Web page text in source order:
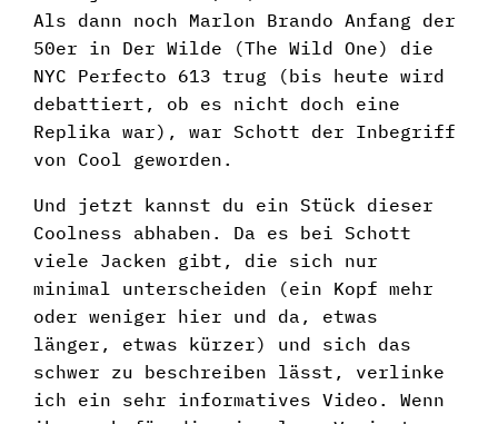
Als dann noch Marlon Brando Anfang der
50er in Der Wilde (The Wild One) die
NYC Perfecto 613 trug (bis heute wird
debattiert, ob es nicht doch eine
Replika war), war Schott der Inbegriff
von Cool geworden.
Und jetzt kannst du ein Stück dieser
Coolness abhaben. Da es bei Schott
viele Jacken gibt, die sich nur
minimal unterscheiden (ein Kopf mehr
oder weniger hier und da, etwas
länger, etwas kürzer) und sich das
schwer zu beschreiben lässt, verlinke
ich ein sehr informatives Video. Wenn